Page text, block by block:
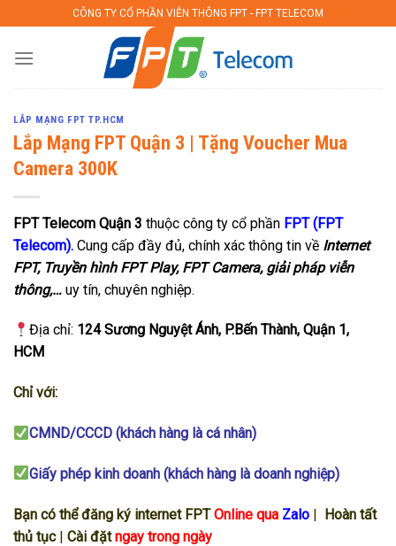
to
content
CÔNG TY CỔ PHẦN VIỄN THÔNG FPT - FPT TELECOM
LẮP MẠNG FPT TP.HCM
Lắp Mạng FPT Quận 3 | Tặng Voucher Mua
Camera 300K
FPT Telecom Quận 3 thuộc công ty cổ phần FPT (FPT
Telecom). Cung cấp đầy đủ, chính xác thông tin về Internet
FPT, Truyền hình FPT Play, FPT Camera, giải pháp viễn
thông,… uy tín, chuyên nghiệp.
Địa chỉ: 124 Sương Nguyệt Ánh, P.Bến Thành, Quận 1,
HCM
Chỉ với:
CMND/CCCD (khách hàng là cá nhân)
Giấy phép kinh doanh (khách hàng là doanh nghiệp)
Bạn có thể đăng ký internet FPTOnline qua Zalo | Hoàn tất
thủ tục| Cài đặtngay trong ngày